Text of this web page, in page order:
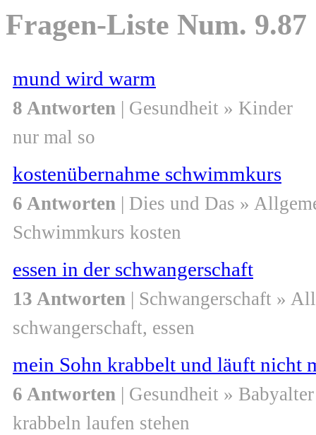
Fragen-Liste Num. 9.87
mund wird warm
8 Antworten | Gesundheit » Kinder
nur mal so
kostenübernahme schwimmkurs
6 Antworten | Dies und Das »
Schwimmkurs kosten
essen in der schwangerschaft
13 Antworten | Schwangerschaft »
schwangerschaft, essen
mein Sohn krabbelt und läuft nicht
6 Antworten | Gesundheit » Babyalter
krabbeln laufen stehen